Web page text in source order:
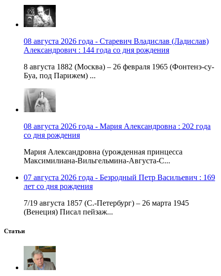
08 августа 2026 года - Старевич Владислав (Ладислав)
Александрович : 144 года со дня рождения
8 августа 1882 (Москва) – 26 февраля 1965 (Фонтенэ-су-
Буа, под Парижем) ...
08 августа 2026 года - Мария Александровна : 202 года
со дня рождения
Мария Александровна (урожденная принцесса
Максимилиана-Вильгельмина-Августа-С...
07 августа 2026 года - Безродный Петр Васильевич : 169
лет со дня рождения
7/19 августа 1857 (С.-Петербург) – 26 марта 1945
(Венеция) Писал пейзаж...
Статьи